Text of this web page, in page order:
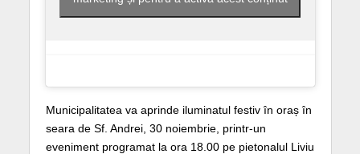
Municipalitatea va aprinde iluminatul festiv în oraș în
seara de Sf. Andrei, 30 noiembrie, printr-un
eveniment programat la ora 18.00 pe pietonalul Liviu